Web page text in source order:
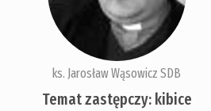
ks. Jarosław Wąsowicz SDB
Temat zastępczy: kibice